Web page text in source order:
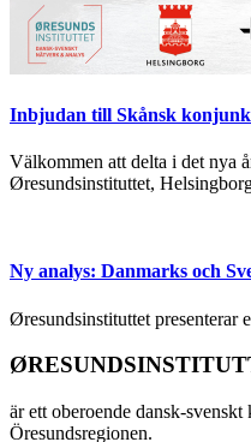
Inbjudan till Skånsk
Välkommen att delta i det nya
Øresundsinstituttet,
Ny analys: Danmarks och
Øresundsinstituttet presenterar
är ett oberoende dansk-
Öresundsregionen.